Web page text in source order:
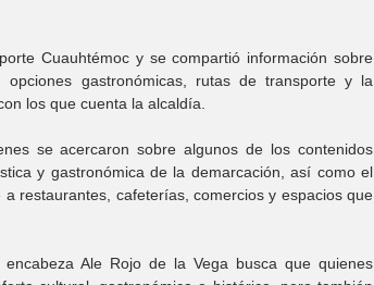
Cuauhtémoc y se compartió información sobre
opciones gastronómicas, rutas de transporte y la
los que cuenta la alcaldía.
se acercaron sobre algunos de los contenidos
y gastronómica de la demarcación, así como el
restaurantes, cafeterías, comercios y espacios que
Ale Rojo de la Vega busca que quienes